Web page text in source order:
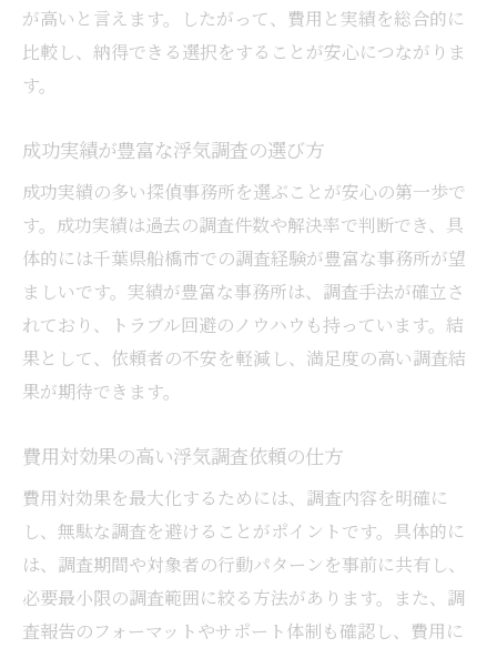
が高いと言えます。したがって、費用と実績を総合的に
比較し、納得できる選択をすることが安心につながりま
す。
成功実績が豊富な浮気調査の選び方
成功実績の多い探偵事務所を選ぶことが安心の第一歩で
す。成功実績は過去の調査件数や解決率で判断でき、具
体的には千葉県船橋市での調査経験が豊富な事務所が望
ましいです。実績が豊富な事務所は、調査手法が確立さ
れており、トラブル回避のノウハウも持っています。結
果として、依頼者の不安を軽減し、満足度の高い調査結
果が期待できます。
費用対効果の高い浮気調査依頼の仕方
費用対効果を最大化するためには、調査内容を明確に
し、無駄な調査を避けることがポイントです。具体的に
は、調査期間や対象者の行動パターンを事前に共有し、
必要最小限の調査範囲に絞る方法があります。また、調
査報告のフォーマットやサポート体制も確認し、費用に